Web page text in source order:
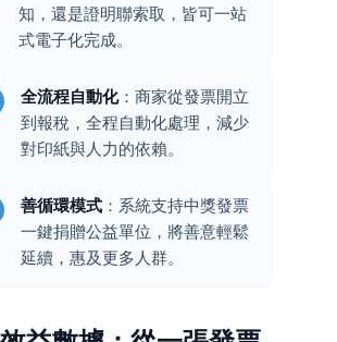
知，還是證明聯索取，皆可一站
式電子化完成。
全流程自動化：商家從發票開立
到報稅，全程自動化處理，減少
對印紙與人力的依賴。
善循環模式 ：系統支持中獎發票
一鍵捐贈公益單位，將善意輕鬆
延續，惠及更多人群。